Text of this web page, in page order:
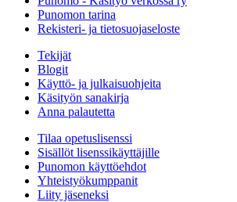
Punomon tarina
Rekisteri- ja tietosuojaseloste
Tekijät
Blogit
Käyttö- ja julkaisuohjeita
Käsityön sanakirja
Anna palautetta
Tilaa opetuslisenssi
Sisällöt lisenssikäyttäjille
Punomon käyttöehdot
Yhteistyökumppanit
Liity jäseneksi